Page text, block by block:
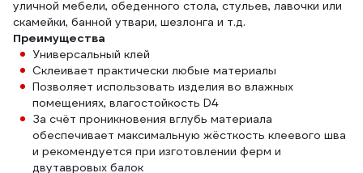
уличной мебели, обеденного стола, стульев, лавочки или
скамейки, банной утвари, шезлонга и т.д.
Преимущества
Универсальный клей
Склеивает практически любые материалы
Позволяет использовать изделия во влажных
помещениях, влагостойкость D4
За счёт проникновения вглубь материала
обеспечивает максимальную жёсткость клеевого шва
и рекомендуется при изготовлении ферм и
двутавровых балок